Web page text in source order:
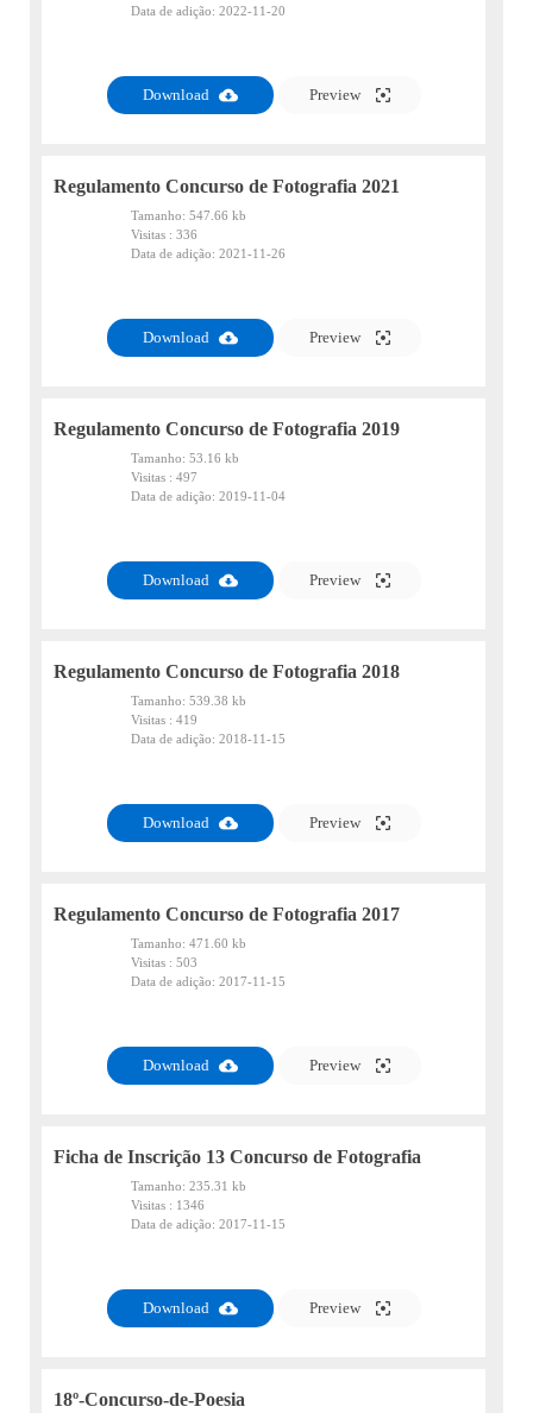
Data de adição: 2022-11-20
Download Preview
Regulamento Concurso de Fotografia 2021
Tamanho: 547.66 kb
Visitas : 336
Data de adição: 2021-11-26
Download Preview
Regulamento Concurso de Fotografia 2019
Tamanho: 53.16 kb
Visitas : 497
Data de adição: 2019-11-04
Download Preview
Regulamento Concurso de Fotografia 2018
Tamanho: 539.38 kb
Visitas : 419
Data de adição: 2018-11-15
Download Preview
Regulamento Concurso de Fotografia 2017
Tamanho: 471.60 kb
Visitas : 503
Data de adição: 2017-11-15
Download Preview
Ficha de Inscrição 13 Concurso de Fotografia
Tamanho: 235.31 kb
Visitas : 1346
Data de adição: 2017-11-15
Download Preview
18º-Concurso-de-Poesia